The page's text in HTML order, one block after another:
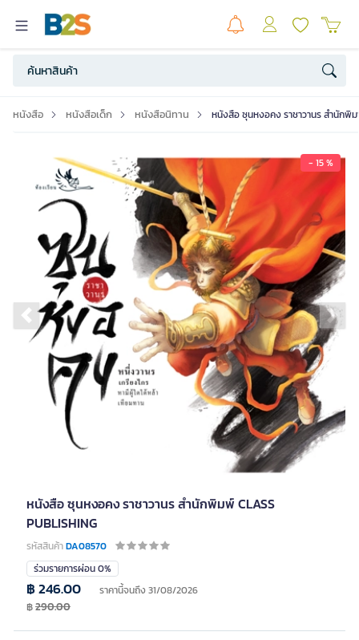
หนังสือ หนังสือเด็ก หนังสือนิทาน หนังสือ ซุนหงอคง ราชาวานร สำนักพิม
- 15 %
Previous slide
หนังสือ ซุนหงอคง ราชาวานร สำนักพิมพ์ CLASS
PUBLISHING
รหัสสินค้าDA08570
ร่วมรายการผ่อน 0%
฿ 246.00 ราคานี้จนถึง 31/08/2026
฿290.00